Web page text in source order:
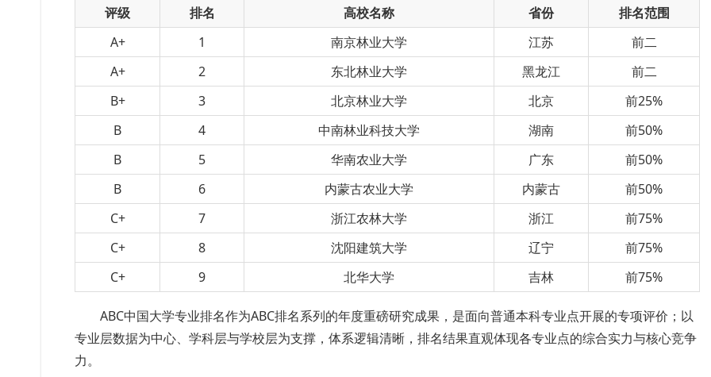
评级
排名 高校名称 省份
排名范围
A+
1 南京林业大学 江苏
前二
A+
2 东北林业大学 黑龙江
前二
B+
3 北京林业大学 北京
前25%
B
4 中南林业科技大学 湖南
前50%
B
5 华南农业大学 广东
前50%
B
6 内蒙古农业大学 内蒙古
前50%
C+
7 浙江农林大学 浙江
前75%
C+
8 沈阳建筑大学 辽宁
前75%
C+
9 北华大学 吉林 前75%
ABC中国大学专业排名作为ABC排名系列的年度重磅研究成果，是面向普通本科专业点开展的专项评价；以
专业层数据为中心、学科层与学校层为支撑，体系逻辑清晰，排名结果直观体现各专业点的综合实力与核心竞争
力。